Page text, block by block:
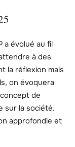
a évolué au fil
à des
la réflexion mais
on évoquera
de
sur la société.
approfondie et